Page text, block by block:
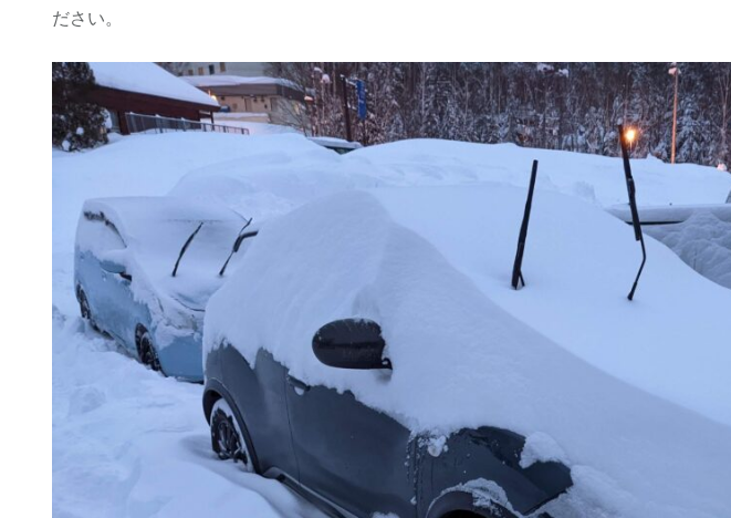
ださい。